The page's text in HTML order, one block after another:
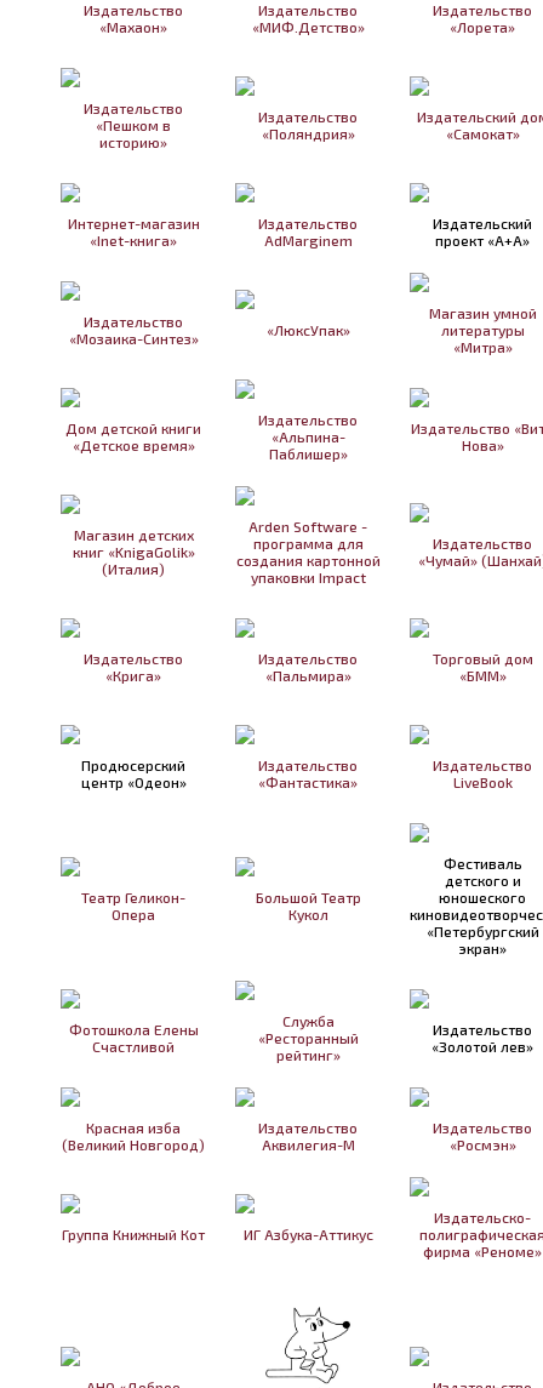
Издательство
«Махаон»
Издательство
«МИФ.Детство»
Издательство
«Лорета»
Издательство
«Пешком в
историю»
Издательство
«Поляндрия»
Издательский
«Самокат»
Интернет-магазин
«Inet-книга»
Издательство
AdMarginem
Издательский
проект «А+А»
Издательство
«Мозаика-Синтез»
«ЛюксУпак»
Магазин умной
литературы
«Митра»
Дом детской книги
«Детское время»
Издательство
«Альпина-
Паблишер»
Издательство
Нова»
Магазин детских
книг «KnigaGolik»
(Италия)
Arden Software -
программа для
создания картонной
упаковки Impact
Издательство
«Чумай»
Издательство
«Крига»
Издательство
«Пальмира»
Торговый дом
«БММ»
Продюсерский
центр «Одеон»
Издательство
«Фантастика»
Издательство
LiveBook
Театр Геликон-
Опера
Большой Театр
Кукол
Фестиваль
детского и
юношеского
«Петербургский
экран»
Фотошкола Елены
Счастливой
Служба
«Ресторанный
рейтинг»
Издательство
«Золотой лев»
Красная изба
(Великий Новгород)
Издательство
Аквилегия-М
Издательство
«Росмэн»
Группа Книжный Кот ИГ Азбука-Аттикус
Издательско-
фирма «Реноме»